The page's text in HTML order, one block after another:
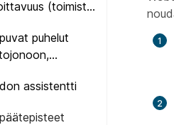
(toimisto
puhelut
assistentti